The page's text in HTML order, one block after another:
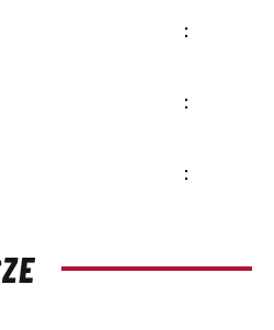
:
:
: